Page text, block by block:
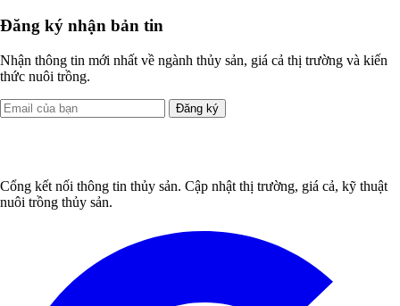
Đăng ký nhận bản tin
Nhận thông tin mới nhất về ngành thủy sản, giá cả thị trường và kiến
thức nuôi trồng.
Đăng ký
Cổng kết nối thông tin thủy sản. Cập nhật thị trường, giá cả, kỹ thuật
nuôi trồng thủy sản.